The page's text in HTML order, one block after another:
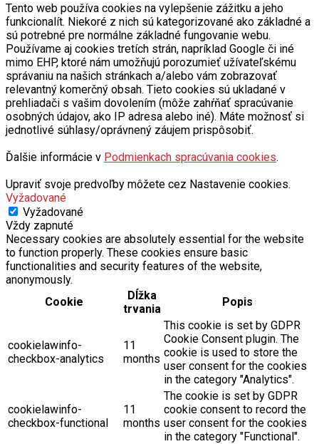
Tento web používa cookies na vylepšenie zážitku a jeho
funkcionalít. Niekoré z nich sú kategorizované ako základné a
sú potrebné pre normálne základné fungovanie webu.
Používame aj cookies tretích strán, napríklad Google či iné
mimo EHP, ktoré nám umožňujú porozumieť užívateľskému
správaniu na našich stránkach a/alebo vám zobrazovať
relevantný komerčný obsah. Tieto cookies sú ukladané v
prehliadači s vašim dovolením (môže zahŕňať spracúvanie
osobných údajov, ako IP adresa alebo iné). Máte možnosť si
jednotlivé súhlasy/oprávnený záujem prispôsobiť.
Ďalšie informácie v Podmienkach spracúvania cookies.
Upraviť svoje predvoľby môžete cez Nastavenie cookies.
Vyžadované
Vyžadované
Vždy zapnuté
Necessary cookies are absolutely essential for the website
to function properly. These cookies ensure basic
functionalities and security features of the website,
anonymously.
Cookie
Dĺžka
trvania
Popis
cookielawinfo-
checkbox-analytics
11
months
This cookie is set by GDPR
Cookie Consent plugin. The
cookie is used to store the
user consent for the cookies
in the category "Analytics".
cookielawinfo-
checkbox-functional
11
months
The cookie is set by GDPR
cookie consent to record the
user consent for the cookies
in the category "Functional".